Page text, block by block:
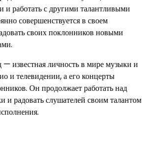
и работать с другими талантливыми
совершенствуется в своем
своих поклонников новыми
известная личность в мире музыки и
и телевидении, а его концерты
Он продолжает работать над
и радовать слушателей своим талантом